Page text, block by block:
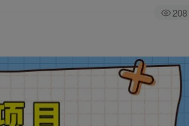
208
全站